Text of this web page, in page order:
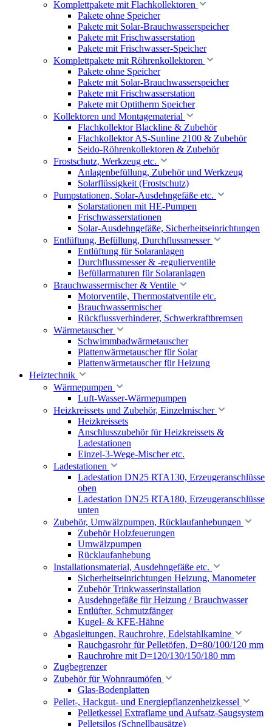
Komplettpakete mit Flachkollektoren
Pakete ohne Speicher
Pakete mit Solar-Brauchwasserspeicher
Pakete mit Frischwasserstation
Pakete mit Frischwasser-Speicher
Komplettpakete mit Röhrenkollektoren
Pakete ohne Speicher
Pakete mit Solar-Brauchwasserspeicher
Pakete mit Frischwasserstation
Pakete mit Optitherm Speicher
Kollektoren und Montagematerial
Flachkollektor Blackline & Zubehör
Flachkollektor AS-Sunline 2100 & Zubehör
Seido-Röhrenkollektoren & Zubehör
Frostschutz, Werkzeug etc.
Anlagenbefüllung, Zubehör und Werkzeug
Solarflüssigkeit (Frostschutz)
Pumpstationen, Solar-Ausdehngefäße etc.
Solarstationen mit HE-Pumpen
Frischwasserstationen
Solar-Ausdehngefäße, Sicherheitseinrichtungen
Entlüftung, Befüllung, Durchflussmesser
Entlüftung für Solaranlagen
Durchflussmesser & -regulierventile
Befüllarmaturen für Solaranlagen
Brauchwassermischer & Ventile
Motorventile, Thermostatventile etc.
Brauchwassermischer
Rückflussverhinderer, Schwerkraftbremsen
Wärmetauscher
Schwimmbadwärmetauscher
Plattenwärmetauscher für Solar
Plattenwärmetauscher für Heizung
Heiztechnik
Wärmepumpen
Luft-Wasser-Wärmepumpen
Heizkreissets und Zubehör, Einzelmischer
Heizkreissets
Anschlusszubehör für Heizkreissets &
Ladestationen
Einzel-3-Wege-Mischer etc.
Ladestationen
Ladestation DN25 RTA130, Erzeugeranschlüsse
oben
Ladestation DN25 RTA180, Erzeugeranschlüsse
unten
Zubehör, Umwälzpumpen, Rücklaufanhebungen
Zubehör Holzfeuerungen
Umwälzpumpen
Rücklaufanhebung
Installationsmaterial, Ausdehngefäße etc.
Sicherheitseinrichtungen Heizung, Manometer
Zubehör Trinkwasserinstallation
Ausdehngefäße für Heizung / Brauchwasser
Entlüfter, Schmutzfänger
Kugel- & KFE-Hähne
Abgasleitungen, Rauchrohre, Edelstahlkamine
Rauchgasrohr für Pelletöfen, D=80/100/120 mm
Rauchrohre mit D=120/130/150/180 mm
Zugbegrenzer
Zubehör für Wohnraumöfen
Glas-Bodenplatten
Pellet-, Hackgut- und Energiepflanzenheizkessel
Pelletkessel Extraflame und Aufsatz-Saugsystem
Pelletsilos (Schnellbausätze)